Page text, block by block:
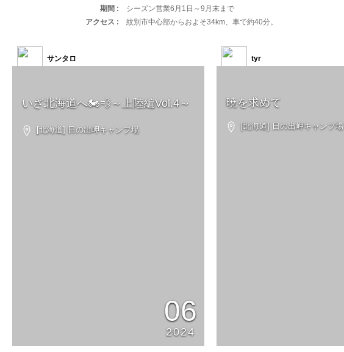
期間
シーズン営業6月1日～9月末まで
アクセス
紋別市中心部からおよそ34km、車で約40分。
いざ北海道へ🏍💨～上陸編Vol.4～
[北海道] 日の出岬キャンプ場
06
2024
サンタロ
暁を求めて
[北海道] 日の出岬キャンプ場
tyr